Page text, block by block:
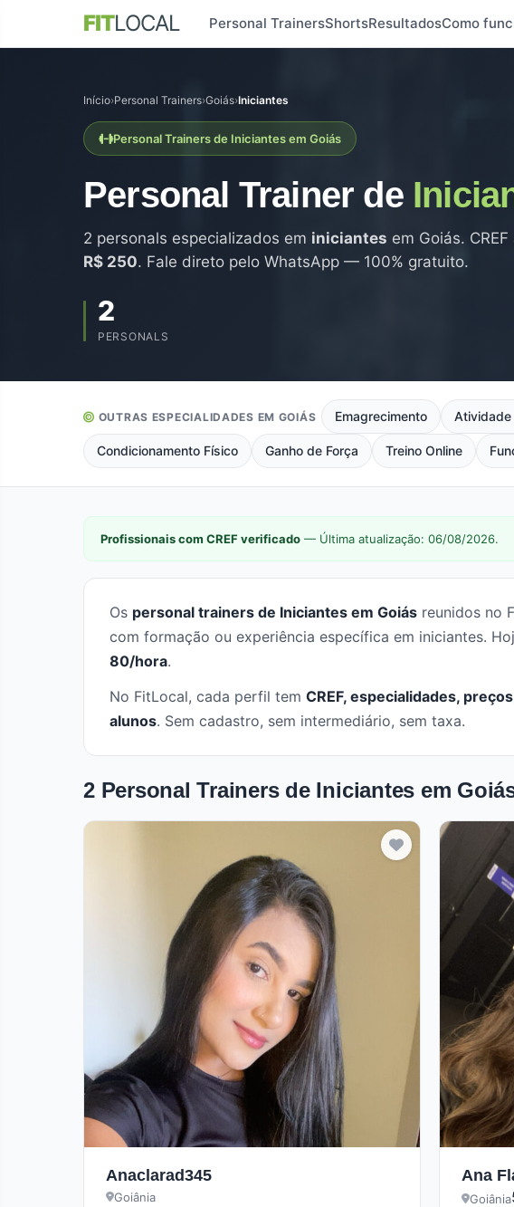
FITLOCAL Personal TrainersShortsResultadosComo
Início›Personal Trainers›Goiás›Iniciantes
Personal Trainers de Iniciantes em Goiás
Personal Trainer de
2 personals especializados em iniciantes em Goiás.
R$ 250. Fale direto pelo WhatsApp — 100% gratuito.
2
PERSONALS
OUTRAS ESPECIALIDADES EM GOIÁS Emagrecimento Atividade
Condicionamento Físico Ganho de Força Treino Online
Profissionais com CREF verificado — Última atualização: 06/08/2026.
Os personal trainers de Iniciantes em Goiás reunidos no
com formação ou experiência específica em iniciantes.
80/hora.
No FitLocal, cada perfil tem CREF, especialidades,
alunos. Sem cadastro, sem intermediário, sem taxa.
2 Personal Trainers de Iniciantes em
Anaclarad345
Goiânia
Ana
Goiânia